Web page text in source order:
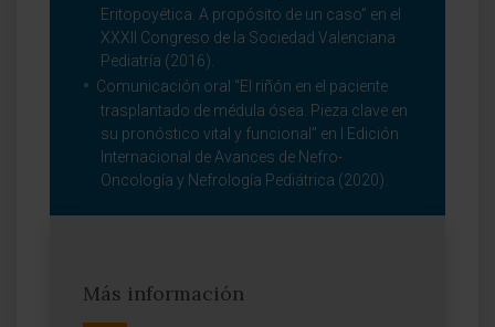
Eritopoyética. A propósito de un caso” en el
XXXII Congreso de la Sociedad Valenciana
Pediatría (2016).
Comunicación oral “El riñón en el paciente
trasplantado de médula ósea. Pieza clave en
su pronóstico vital y funcional” en I Edición
Internacional de Avances de Nefro-
Oncología y Nefrología Pediátrica (2020).
Más información